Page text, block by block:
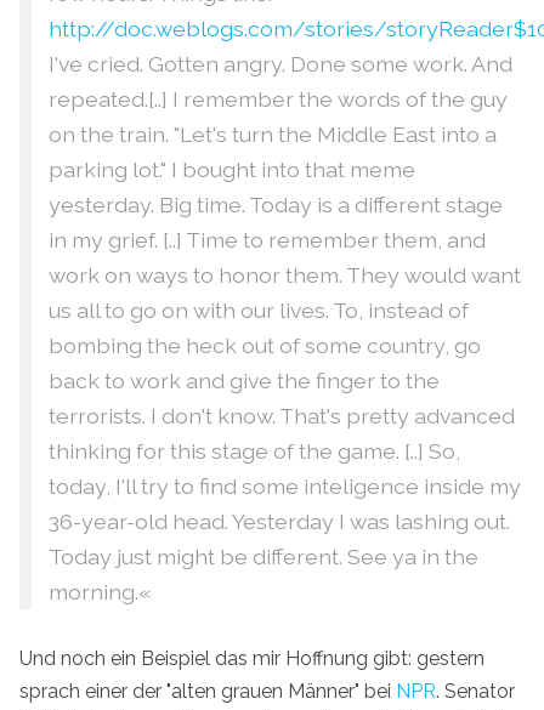
http://doc.weblogs.com/stories/
I've cried. Gotten angry. Done some work. And
repeated.[..] I remember the words of the guy
on the train. "Let's turn the Middle East into a
parking lot." I bought into that meme
yesterday. Big time. Today is a different stage
in my grief. [..] Time to remember them, and
work on ways to honor them. They would want
us all to go on with our lives. To, instead of
bombing the heck out of some country, go
back to work and give the finger to the
terrorists. I don't know. That's pretty advanced
thinking for this stage of the game. [..] So,
today, I'll try to find some inteligence inside my
36-year-old head. Yesterday I was lashing out.
Today just might be different. See ya in the
morning.«
Und noch ein Beispiel das mir Hoffnung gibt: gestern
sprach einer der "alten grauen Männer" bei NPR. Senator